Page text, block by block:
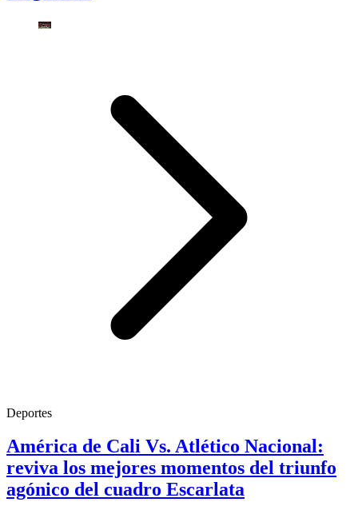
Deportes
América de Cali Vs. Atlético Nacional:
reviva los mejores momentos del triunfo
agónico del cuadro Escarlata